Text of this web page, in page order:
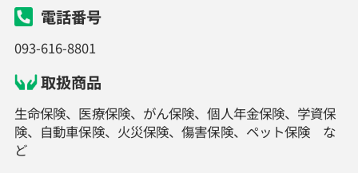
電話番号
093-616-8801
取扱商品
生命保険、医療保険、がん保険、個人年金保険、学資保
険、自動車保険、火災保険、傷害保険、ペット保険 な
ど